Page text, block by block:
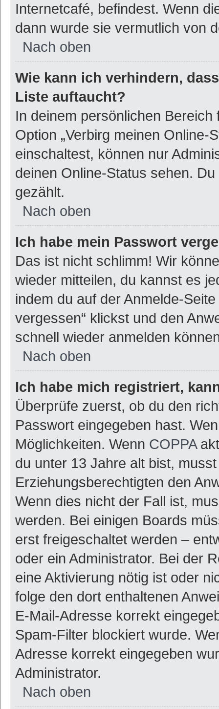
Internetcafé, befindest. Wenn
dann wurde sie vermutlich von
Nach oben
Wie kann ich verhindern,
Liste auftaucht?
In deinem persönlichen
Option „Verbirg meinen Online-
einschaltest, können nur
deinen Online-Status sehen.
gezählt.
Nach oben
Ich habe mein Passwort
Das ist nicht schlimm! Wir
wieder mitteilen, du kannst es
indem du auf der Anmelde-
vergessen“ klickst und den
schnell wieder anmelden
Nach oben
Ich habe mich registriert,
Überprüfe zuerst, ob du den
Passwort eingegeben hast.
Möglichkeiten. Wenn COPPA
du unter 13 Jahre alt bist,
Erziehungsberechtigten den
Wenn dies nicht der Fall ist,
werden. Bei einigen Boards
erst freigeschaltet werden –
oder ein Administrator. Bei der
eine Aktivierung nötig ist oder
folge den dort enthaltenen
E-Mail-Adresse korrekt
Spam-Filter blockiert wurde.
Adresse korrekt eingegeben
Administrator.
Nach oben